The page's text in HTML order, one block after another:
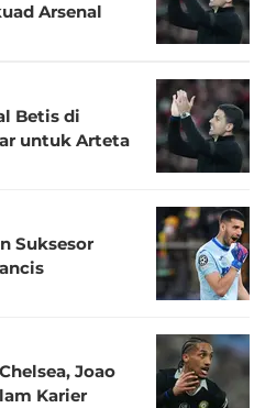
Arsenal
Betis di
untuk Arteta
Suksesor
Joao
Karier